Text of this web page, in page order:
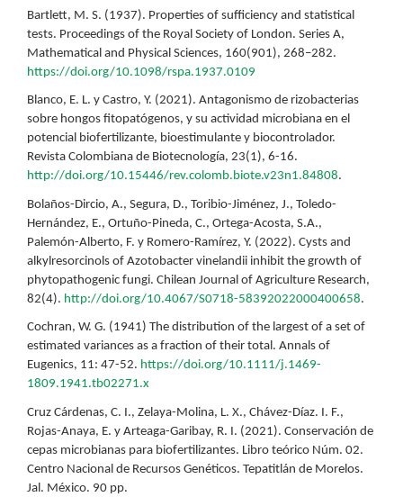
Bartlett, M. S. (1937). Properties of sufficiency and statistical
tests. Proceedings of the Royal Society of London. Series A,
Mathematical and Physical Sciences, 160(901), 268–282.
https://doi.org/10.1098/rspa.1937.0109
Blanco, E. L. y Castro, Y. (2021). Antagonismo de rizobacterias
sobre hongos fitopatógenos, y su actividad microbiana en el
potencial biofertilizante, bioestimulante y biocontrolador.
Revista Colombiana de Biotecnología, 23(1), 6-16.
http://doi.org/10.15446/rev.colomb.biote.v23n1.84808.
Bolaños-Dircio, A., Segura, D., Toribio-Jiménez, J., Toledo-
Hernández, E., Ortuño-Pineda, C., Ortega-Acosta, S.A.,
Palemón-Alberto, F. y Romero-Ramírez, Y. (2022). Cysts and
alkylresorcinols of Azotobacter vinelandii inhibit the growth of
phytopathogenic fungi. Chilean Journal of Agriculture Research,
82(4). http://doi.org/10.4067/S0718-58392022000400658.
Cochran, W. G. (1941) The distribution of the largest of a set of
estimated variances as a fraction of their total. Annals of
Eugenics, 11: 47-52. https://doi.org/10.1111/j.1469-
1809.1941.tb02271.x
Cruz Cárdenas, C. I., Zelaya-Molina, L. X., Chávez-Díaz. I. F.,
Rojas-Anaya, E. y Arteaga-Garibay, R. I. (2021). Conservación de
cepas microbianas para biofertilizantes. Libro teórico Núm. 02.
Centro Nacional de Recursos Genéticos. Tepatitlán de Morelos.
Jal. México. 90 pp.